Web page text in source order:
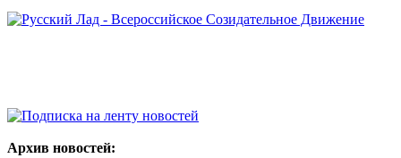
Архив новостей: